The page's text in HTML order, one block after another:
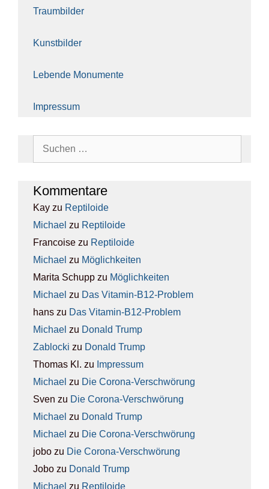
Traum­bil­der
Kunst­bil­der
Leben­de Monu­men­te
Impres­sum
Kom­men­ta­re
Kay zu Rep­ti­lo­ide
Michael zu Rep­ti­lo­ide
Francoise zu Rep­ti­lo­ide
Michael zu Mög­lich­kei­ten
Marita Schupp zu Mög­lich­kei­ten
Michael zu Das Vit­amin-B12-Pro­blem
hans zu Das Vit­amin-B12-Pro­blem
Michael zu Donald Trump
Zablocki zu Donald Trump
Thomas Kl. zu Impres­sum
Michael zu Die Coro­na-Ver­schwö­rung
Sven zu Die Coro­na-Ver­schwö­rung
Michael zu Donald Trump
Michael zu Die Coro­na-Ver­schwö­rung
jobo zu Die Coro­na-Ver­schwö­rung
Jobo zu Donald Trump
Michael zu Rep­ti­lo­ide